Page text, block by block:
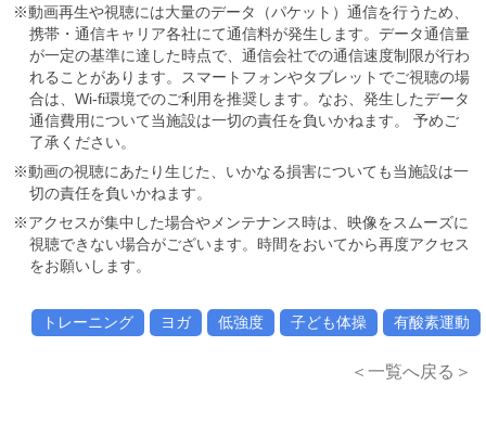
※動画再生や視聴には大量のデータ（パケット）通信を行うため、
携帯・通信キャリア各社にて通信料が発生します。データ通信量
が一定の基準に達した時点で、通信会社での通信速度制限が行わ
れることがあります。スマートフォンやタブレットでご視聴の場
合は、Wi-fi環境でのご利用を推奨します。なお、発生したデータ
通信費用について当施設は一切の責任を負いかねます。 予めご
了承ください。
※動画の視聴にあたり生じた、いかなる損害についても当施設は一
切の責任を負いかねます。
※アクセスが集中した場合やメンテナンス時は、映像をスムーズに
視聴できない場合がございます。時間をおいてから再度アクセス
をお願いします。
トレーニング ヨガ 低強度 子ども体操 有酸素運動
＜一覧へ戻る＞